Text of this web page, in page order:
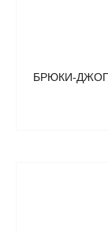
БРЮКИ-